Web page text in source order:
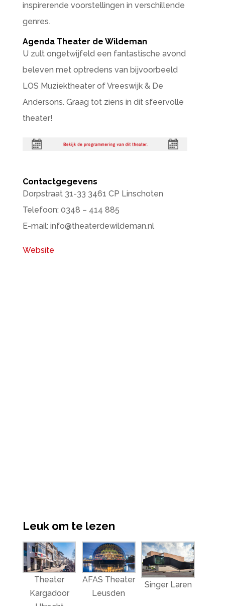
inspirerende voorstellingen in verschillende
genres.
Agenda Theater de Wildeman
U zult ongetwijfeld een fantastische avond
beleven met optredens van bijvoorbeeld
LOS Muziektheater of Vreeswijk & De
Andersons. Graag tot ziens in dit sfeervolle
theater!
Contactgegevens
Dorpstraat 31-33 3461 CP Linschoten
Telefoon: 0348 – 414 885
E-mail: info@theaterdewildeman.nl
Website
Leuk om te lezen
Theater
Kargadoor
AFAS Theater
Leusden
Singer Laren